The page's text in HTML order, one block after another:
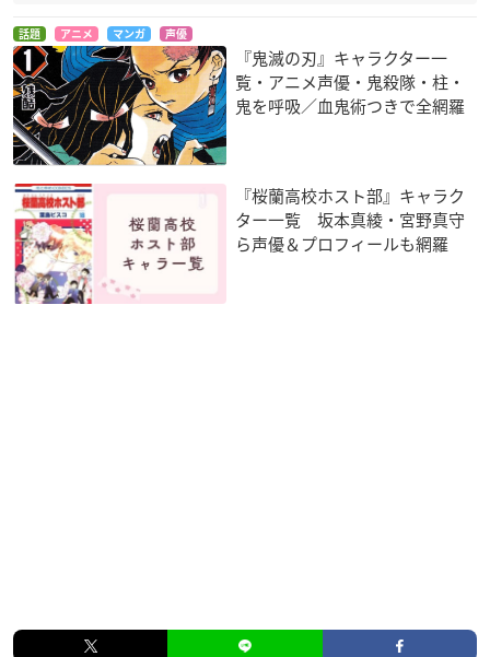
話題 アニメ マンガ 声優
『鬼滅の刃』キャラクター一
覧・アニメ声優・鬼殺隊・柱・
鬼を呼吸／血鬼術つきで全網羅
『桜蘭高校ホスト部』キャラク
ター一覧 坂本真綾・宮野真守
ら声優＆プロフィールも網羅